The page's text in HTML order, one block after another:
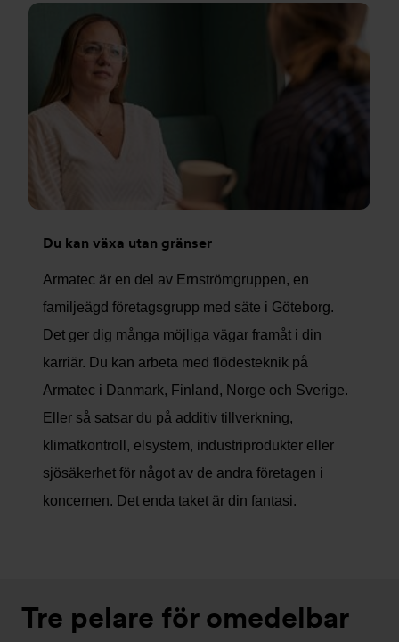
Du kan växa utan gränser
Armatec är en del av Ernströmgruppen, en
familjeägd företagsgrupp med säte i Göteborg.
Det ger dig många möjliga vägar framåt i din
karriär. Du kan arbeta med flödesteknik på
Armatec i Danmark, Finland, Norge och Sverige.
Eller så satsar du på additiv tillverkning,
klimatkontroll, elsystem, industriprodukter eller
sjösäkerhet för något av de andra företagen i
koncernen. Det enda taket är din fantasi.
Tre pelare för omedelbar